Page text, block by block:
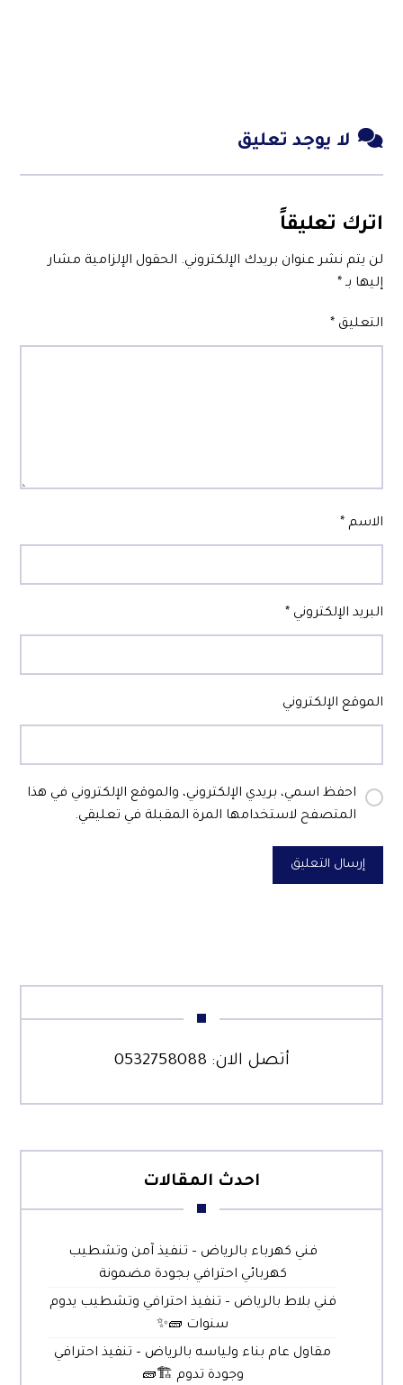
لا يوجد تعليق
اترك تعليقاً
لن يتم نشر عنوان بريدك الإلكتروني. الحقول الإلزامية مشار
إليها بـ *
التعليق *
الاسم *
البريد الإلكتروني *
الموقع الإلكتروني
احفظ اسمي، بريدي الإلكتروني، والموقع الإلكتروني في هذا
المتصفح لاستخدامها المرة المقبلة في تعليقي.
إرسال التعليق
أتصل الان: 0532758088
احدث المقالات
فني كهرباء بالرياض – تنفيذ آمن وتشطيب
كهربائي احترافي بجودة مضمونة
فني بلاط بالرياض – تنفيذ احترافي وتشطيب يدوم
سنوات 🧱✨
مقاول عام بناء ولياسه بالرياض – تنفيذ احترافي
وجودة تدوم 🏗️🧱